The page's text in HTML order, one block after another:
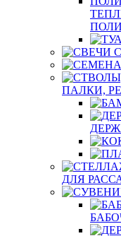
ПАЛКИ,
ДЛЯ